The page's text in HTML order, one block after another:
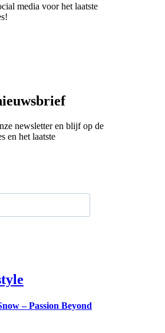
media voor het laatste
newsletter en blijf op de
en het laatste
– Passion Beyond